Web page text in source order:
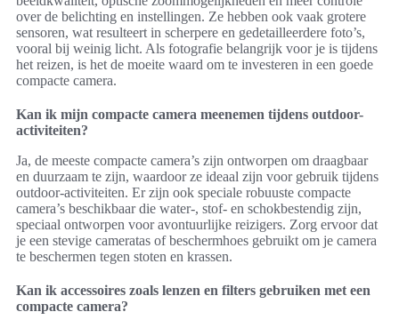
over de belichting en instellingen. Ze hebben ook vaak grotere
sensoren, wat resulteert in scherpere en gedetailleerdere foto’s,
vooral bij weinig licht. Als fotografie belangrijk voor je is tijdens
het reizen, is het de moeite waard om te investeren in een goede
compacte camera.
Kan ik mijn compacte camera meenemen tijdens outdoor-
activiteiten?
Ja, de meeste compacte camera’s zijn ontworpen om draagbaar
en duurzaam te zijn, waardoor ze ideaal zijn voor gebruik tijdens
outdoor-activiteiten. Er zijn ook speciale robuuste compacte
camera’s beschikbaar die water-, stof- en schokbestendig zijn,
speciaal ontworpen voor avontuurlijke reizigers. Zorg ervoor dat
je een stevige cameratas of beschermhoes gebruikt om je camera
te beschermen tegen stoten en krassen.
Kan ik accessoires zoals lenzen en filters gebruiken met een
compacte camera?